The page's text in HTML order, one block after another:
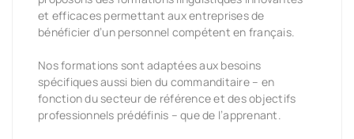
et efficaces permettant aux entreprises de
bénéficier d’un personnel compétent en français.
Nos formations sont adaptées aux besoins
spécifiques aussi bien du commanditaire – en
fonction du secteur de référence et des objectifs
professionnels prédéfinis – que de l’apprenant.